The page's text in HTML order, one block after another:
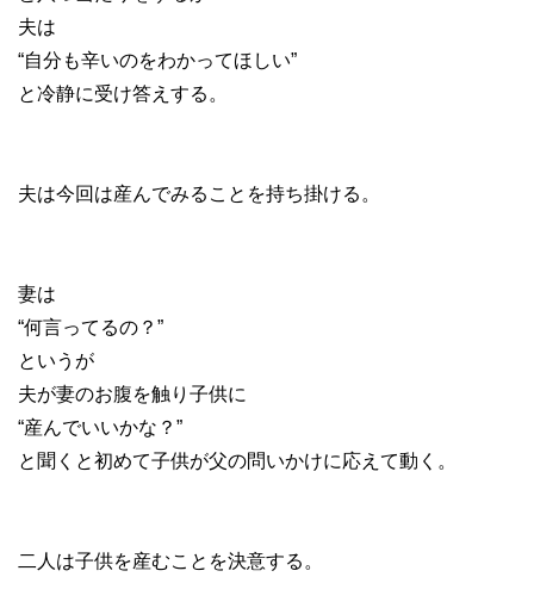
夫は
“自分も辛いのをわかってほしい”
と冷静に受け答えする。
夫は今回は産んでみることを持ち掛ける。
妻は
“何言ってるの？”
というが
夫が妻のお腹を触り子供に
“産んでいいかな？”
と聞くと初めて子供が父の問いかけに応えて動く。
二人は子供を産むことを決意する。